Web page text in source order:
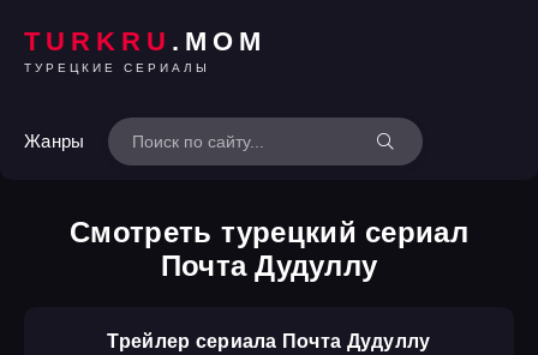
TURKRU .MOM
ТУРЕЦКИЕ СЕРИАЛЫ
Жанры
Смотреть турецкий сериал
Почта Дудуллу
Трейлер сериала Почта Дудуллу